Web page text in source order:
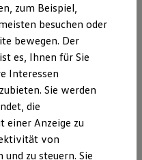
und Updates
ID.
Stark im Alltag.
ID.3 Neo!
zum Beispiel,
besuchen oder
bewegen. Der
es, Ihnen für Sie
Interessen
Sie werden
die
einer Anzeige zu
von
und zu steuern. Sie